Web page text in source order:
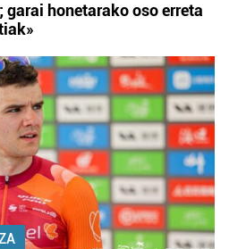
garai honetarako oso erreta